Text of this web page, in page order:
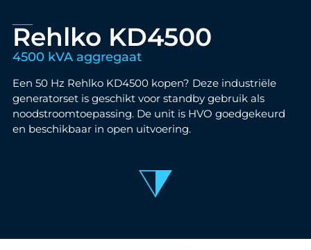
Rehlko KD4500
4500 kVA aggregaat
Een 50 Hz Rehlko KD4500 kopen? Deze industriële
generatorset is geschikt voor standby gebruik als
noodstroomtoepassing. De unit is HVO goedgekeurd
en beschikbaar in open uitvoering.